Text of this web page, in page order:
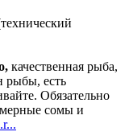
качественная рыба,
рыбы, есть
Обязательно
сомы и